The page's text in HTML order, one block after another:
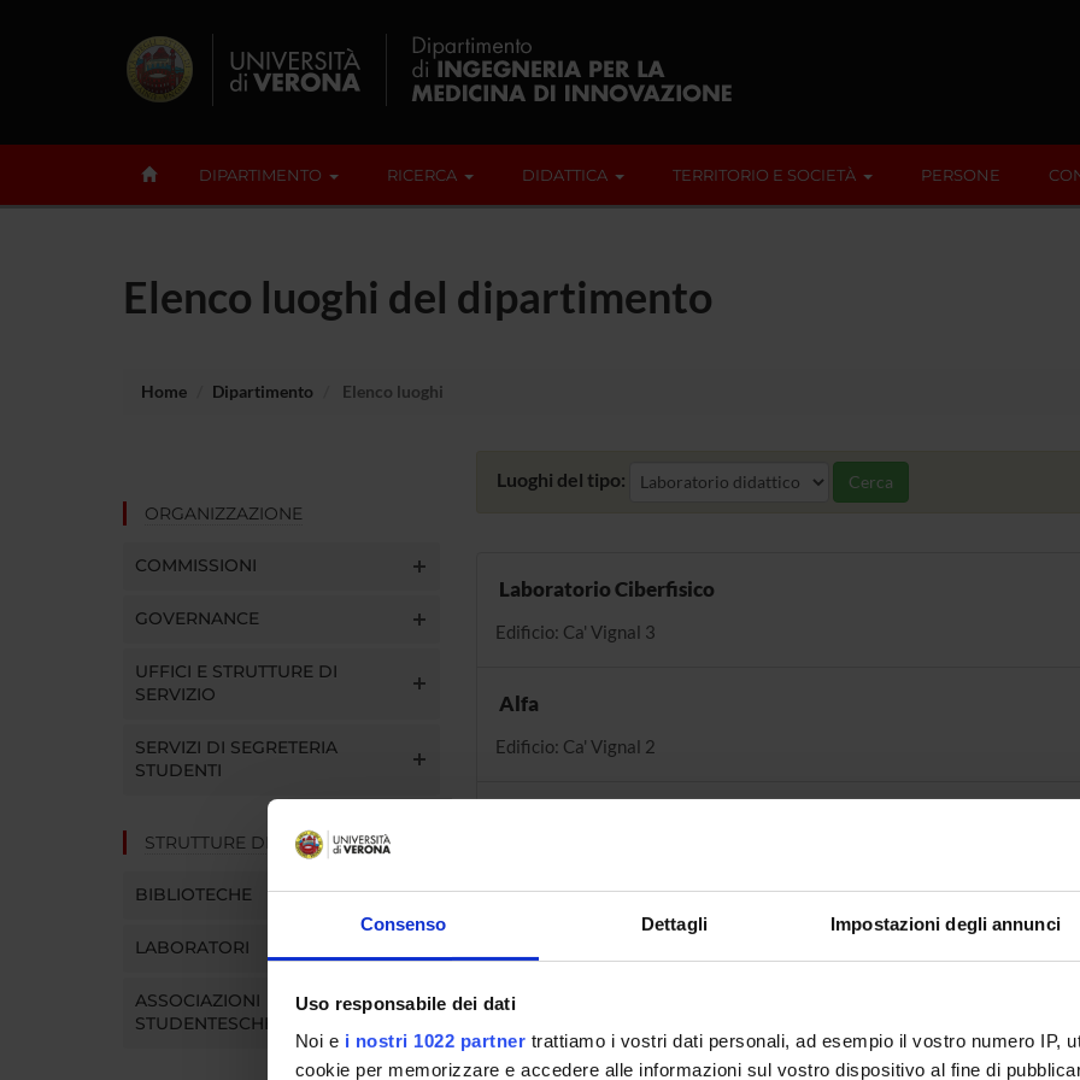
Consenso Dettagli Impostazioni degli annunci
Uso responsabile dei dati
Noi e i nostri 1022 partner trattiamo i vostri dati personali, ad esempio il vostro numero IP,
cookie per memorizzare e accedere alle informazioni sul vostro dispositivo al fine di
DIPARTIMENTO RICERCA DIDATTICA TERRITORIO E SOCIETÀ PERSONE
Elenco luoghi del dipartimento
Home Dipartimento Elenco luoghi
ORGANIZZAZIONE
COMMISSIONI
GOVERNANCE
UFFICI E STRUTTURE DI
SERVIZIO
SERVIZI DI SEGRETERIA
STUDENTI
STRUTTURE DEL DIPARTIMENTO
BIBLIOTECHE
LABORATORI
ASSOCIAZIONI
STUDENTESCHE
Luoghi del tipo: Cerca
Laboratorio Ciberfisico
Edificio: Ca' Vignal 3
Alfa
Edificio: Ca' Vignal 2